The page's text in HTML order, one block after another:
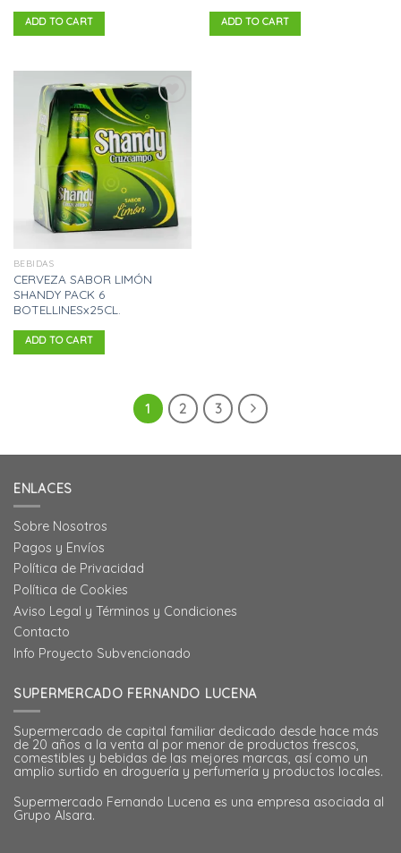
ADD TO CART ADD TO CART
Añadir
a la
lista
de
deseos
BEBIDAS
CERVEZA SABOR LIMÓN
SHANDY PACK 6
BOTELLINESx25CL.
ADD TO CART
1 2 3
ENLACES
Sobre Nosotros
Pagos y Envíos
Política de Privacidad
Política de Cookies
Aviso Legal y Términos y Condiciones
Contacto
Info Proyecto Subvencionado
SUPERMERCADO FERNANDO LUCENA
Supermercado de capital familiar dedicado desde hace más
de 20 años a la venta al por menor de productos frescos,
comestibles y bebidas de las mejores marcas, así como un
amplio surtido en droguería y perfumería y productos locales.
Supermercado Fernando Lucena es una empresa asociada al
Grupo Alsara.